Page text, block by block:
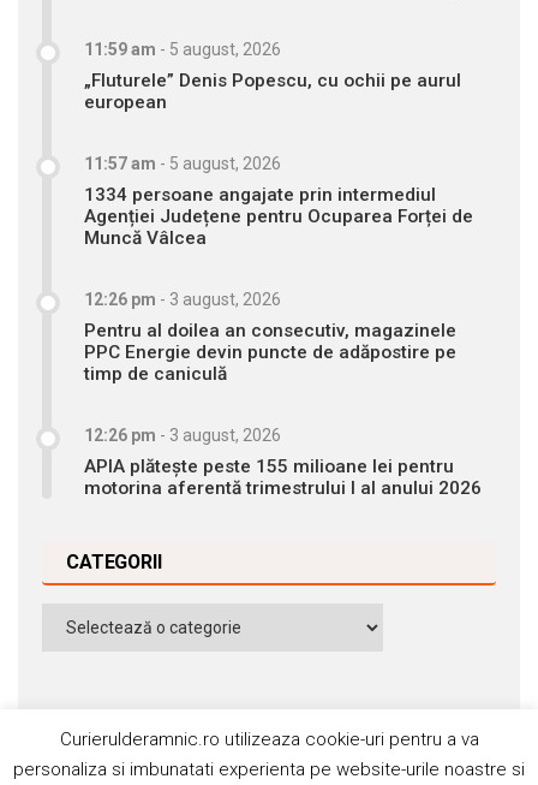
11:59 am - 5 august, 2026
„Fluturele” Denis Popescu, cu ochii pe aurul
european
11:57 am - 5 august, 2026
1334 persoane angajate prin intermediul
Agenției Județene pentru Ocuparea Forței de
Muncă Vâlcea
12:26 pm - 3 august, 2026
Pentru al doilea an consecutiv, magazinele
PPC Energie devin puncte de adăpostire pe
timp de caniculă
12:26 pm - 3 august, 2026
APIA plătește peste 155 milioane lei pentru
motorina aferentă trimestrului I al anului 2026
CATEGORII
Categorii
Curierulderamnic.ro utilizeaza cookie-uri pentru a va
personaliza si imbunatati experienta pe website-urile noastre si